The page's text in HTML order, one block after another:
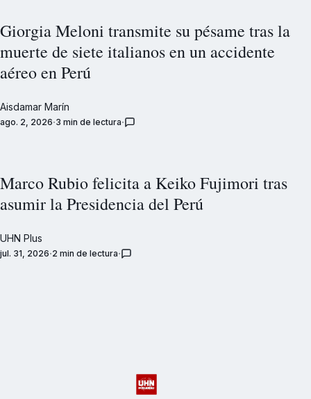
Giorgia Meloni transmite su pésame tras la
muerte de siete italianos en un accidente
aéreo en Perú
Aisdamar Marín
ago. 2, 2026 3 min de lectura
Marco Rubio felicita a Keiko Fujimori tras
asumir la Presidencia del Perú
UHN Plus
jul. 31, 2026 2 min de lectura